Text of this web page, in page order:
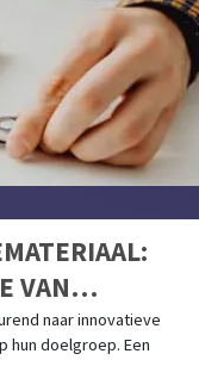
VAN
naar innovatieve
hun doelgroep. Een